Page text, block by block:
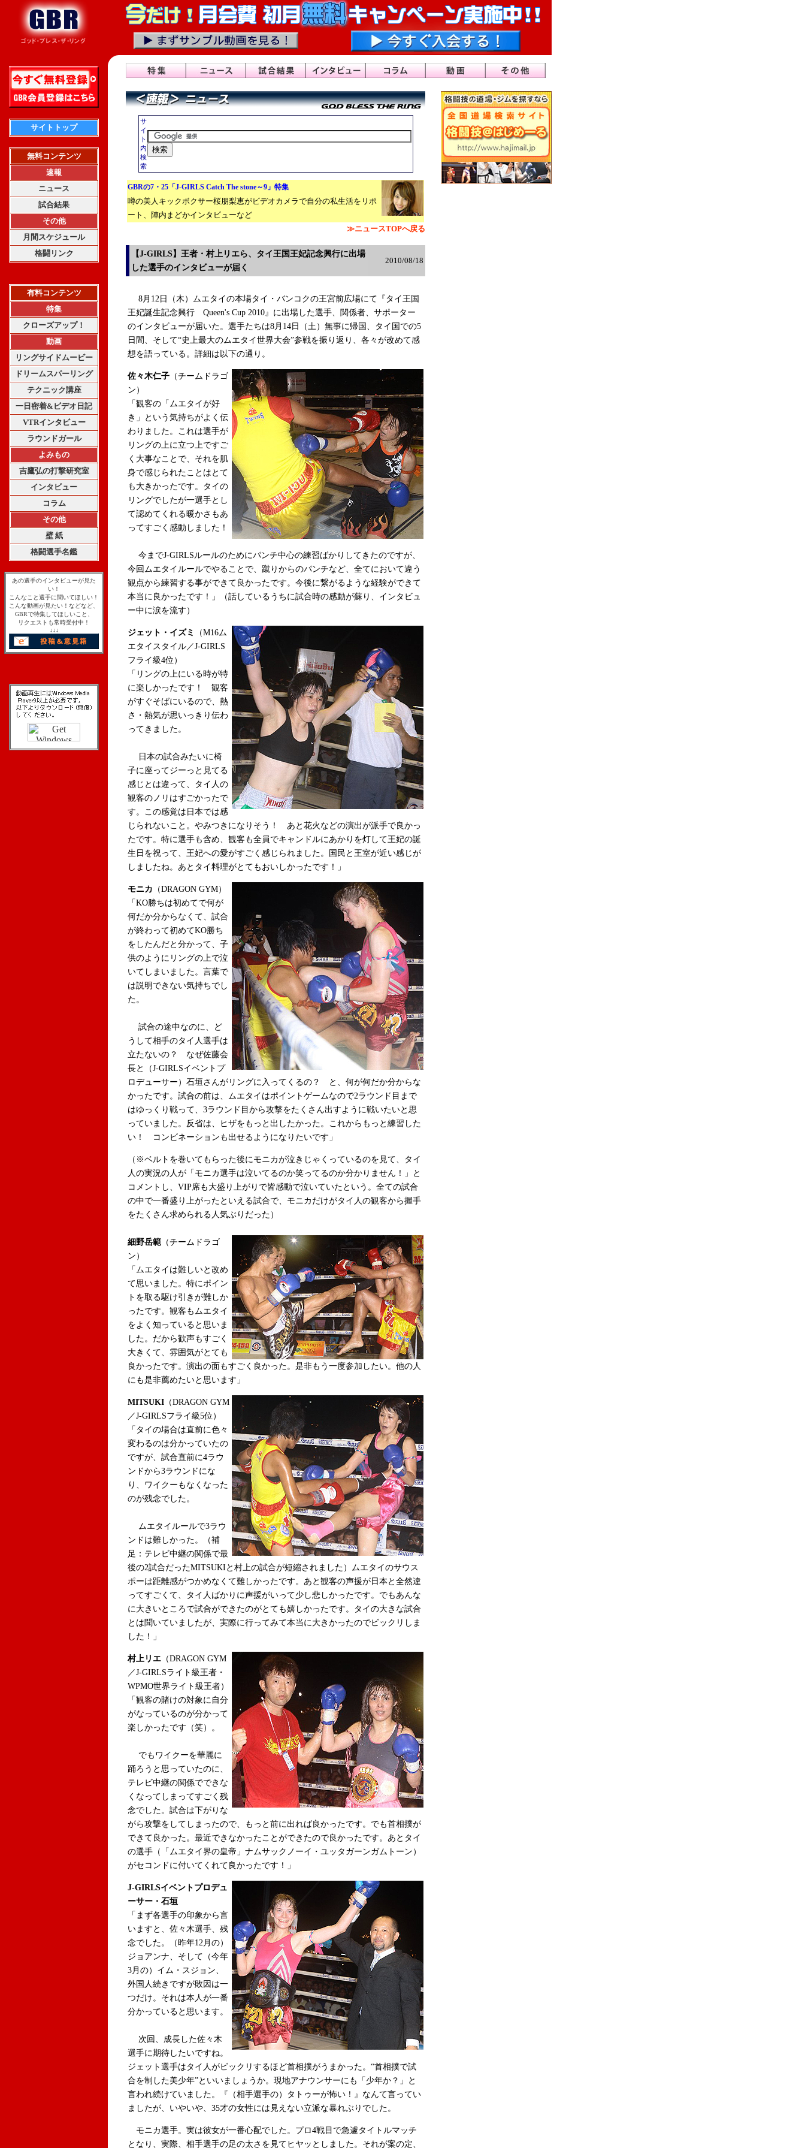
サイトトップ
無料コンテンツ
速報
ニュース
試合結果
その他
月間スケジュール
格闘リンク
有料コンテンツ
特集
クローズアップ！
動画
リングサイドムービー
ドリームスパーリング
テクニック講座
一日密着&ビデオ日記
VTRインタビュー
ラウンドガール
よみもの
吉鷹弘の打撃研究室
インタビュー
コラム
その他
壁 紙
格闘選手名鑑
あの選手のインタビューが見た
い！
こんなこと選手に聞いてほしい！
こんな動画が見たい！などなど、
GBRで特集してほしいこと、
リクエストも常時受付中！
↓↓↓
サ
イ
ト
内
検
索
GBRの7・25「J-GIRLS Catch The stone～9」特集
噂の美人キックボクサー桜朋梨恵がビデオカメラで自分の私生活をリポ
ート、陣内まどかインタビューなど
≫ニュースTOPへ戻る
【J-GIRLS】王者・村上リエら、タイ王国王妃記念興行に出場
した選手のインタビューが届く
2010/08/18
8月12日（木）ムエタイの本場タイ・バンコクの王宮前広場にて『タイ王国
王妃誕生記念興行 Queen's Cup 2010』に出場した選手、関係者、サポーター
のインタビューが届いた。選手たちは8月14日（土）無事に帰国、タイ国での5
日間、そして“史上最大のムエタイ世界大会”参戦を振り返り、各々が改めて感
想を語っている。詳細は以下の通り。
佐々木仁子 （チームドラゴ
ン）
「観客の「ムエタイが好
き」という気持ちがよく伝
わりました。これは選手が
リングの上に立つ上ですご
く大事なことで、それを肌
身で感じられたことはとて
も大きかったです。タイの
リングでしたが一選手とし
て認めてくれる暖かさもあ
ってすごく感動しました！
今までJ-GIRLSルールのためにパンチ中心の練習ばかりしてきたのですが、
今回ムエタイルールでやることで、蹴りからのパンチなど、全てにおいて違う
観点から練習する事ができて良かったです。今後に繋がるような経験ができて
本当に良かったです！」（話しているうちに試合時の感動が蘇り、インタビュ
ー中に涙を流す）
ジェット・イズミ
（M16ム
エタイスタイル／J-GIRLS
フライ級4位）
「リングの上にいる時が特
に楽しかったです！ 観客
がすぐそばにいるので、熱
さ・熱気が思いっきり伝わ
ってきました。
日本の試合みたいに椅
子に座ってジーっと見てる
感じとは違って、タイ人の
観客のノリはすごかったで
す。この感覚は日本では感
じられないこと。やみつきになりそう！ あと花火などの演出が派手で良かっ
たです。特に選手も含め、観客も全員でキャンドルにあかりを灯して王妃の誕
生日を祝って、王妃への愛がすごく感じられました。国民と王室が近い感じが
しましたね。あとタイ料理がとてもおいしかったです！」
モニカ （DRAGON GYM）
「KO勝ちは初めてで何が
何だか分からなくて、試合
が終わって初めてKO勝ち
をしたんだと分かって、子
供のようにリングの上で泣
いてしまいました。言葉で
は説明できない気持ちでし
た。
試合の途中なのに、ど
うして相手のタイ人選手は
立たないの？ なぜ佐藤会
長と（J-GIRLSイベントプ
ロデューサー）石垣さんがリングに入ってくるの？ と、何が何だか分からな
かったです。試合の前は、ムエタイはポイントゲームなので2ラウンド目まで
はゆっくり戦って、3ラウンド目から攻撃をたくさん出すように戦いたいと思
っていました。反省は、ヒザをもっと出したかった。これからもっと練習した
い！ コンビネーションも出せるようになりたいです」
（※ベルトを巻いてもらった後にモニカが泣きじゃくっているのを見て、タイ
人の実況の人が「モニカ選手は泣いてるのか笑ってるのか分かりません！」と
コメントし、VIP席も大盛り上がりで皆感動で泣いていたという。全ての試合
の中で一番盛り上がったといえる試合で、モニカだけがタイ人の観客から握手
をたくさん求められる人気ぶりだった）
細野岳範 （チームドラゴ
ン）
「ムエタイは難しいと改め
て思いました。特にポイン
トを取る駆け引きが難しか
ったです。観客もムエタイ
をよく知っていると思いま
した。だから歓声もすごく
大きくて、雰囲気がとても
良かったです。演出の面もすごく良かった。是非もう一度参加したい。他の人
にも是非薦めたいと思います」
MITSUKI （DRAGON GYM
／J-GIRLSフライ級5位）
「タイの場合は直前に色々
変わるのは分かっていたの
ですが、試合直前に4ラウ
ンドから3ラウンドにな
り、ワイクーもなくなった
のが残念でした。
ムエタイルールで3ラウ
ンドは難しかった。（補
足：テレビ中継の関係で最
後の2試合だったMITSUKIと村上の試合が短縮されました）ムエタイのサウス
ポーは距離感がつかめなくて難しかったです。あと観客の声援が日本と全然違
ってすごくて、タイ人ばかりに声援がいって少し悲しかったです。でもあんな
に大きいところで試合ができたのがとても嬉しかったです。タイの大きな試合
とは聞いていましたが、実際に行ってみて本当に大きかったのでビックリしま
した！」
村上リエ （DRAGON GYM
／J-GIRLSライト級王者・
WPMO世界ライト級王者）
「観客の賭けの対象に自分
がなっているのが分かって
楽しかったです（笑）。
でもワイクーを華麗に
踊ろうと思っていたのに、
テレビ中継の関係でできな
くなってしまってすごく残
念でした。試合は下がりな
がら攻撃をしてしまったので、もっと前に出れば良かったです。でも首相撲が
できて良かった。最近できなかったことができたので良かったです。あとタイ
の選手（「ムエタイ界の皇帝」ナムサックノーイ・ユッタガーンガムトーン）
がセコンドに付いてくれて良かったです！」
J-GIRLSイベントプロデュ
ーサー・石垣
「まず各選手の印象から言
いますと、佐々木選手、残
念でした。（昨年12月の）
ジョアンナ、そして（今年
3月の）イム・スジョン、
外国人続きですが敗因は一
つだけ。それは本人が一番
分かっていると思います。
次回、成長した佐々木
選手に期待したいですね。
ジェット選手はタイ人がビックリするほど首相撲がうまかった。“首相撲で試
合を制した美少年”といいましょうか。現地アナウンサーにも「少年か？」と
言われ続けていました。『（相手選手の）タトゥーが怖い！』なんて言ってい
ましたが、いやいや、35才の女性には見えない立派な暴れぶりでした。
モニカ選手。実は彼女が一番心配でした。プロ4戦目で急遽タイトルマッチ
となり、実際、相手選手の足の太さを見てヒヤッとしました。それが案の定、